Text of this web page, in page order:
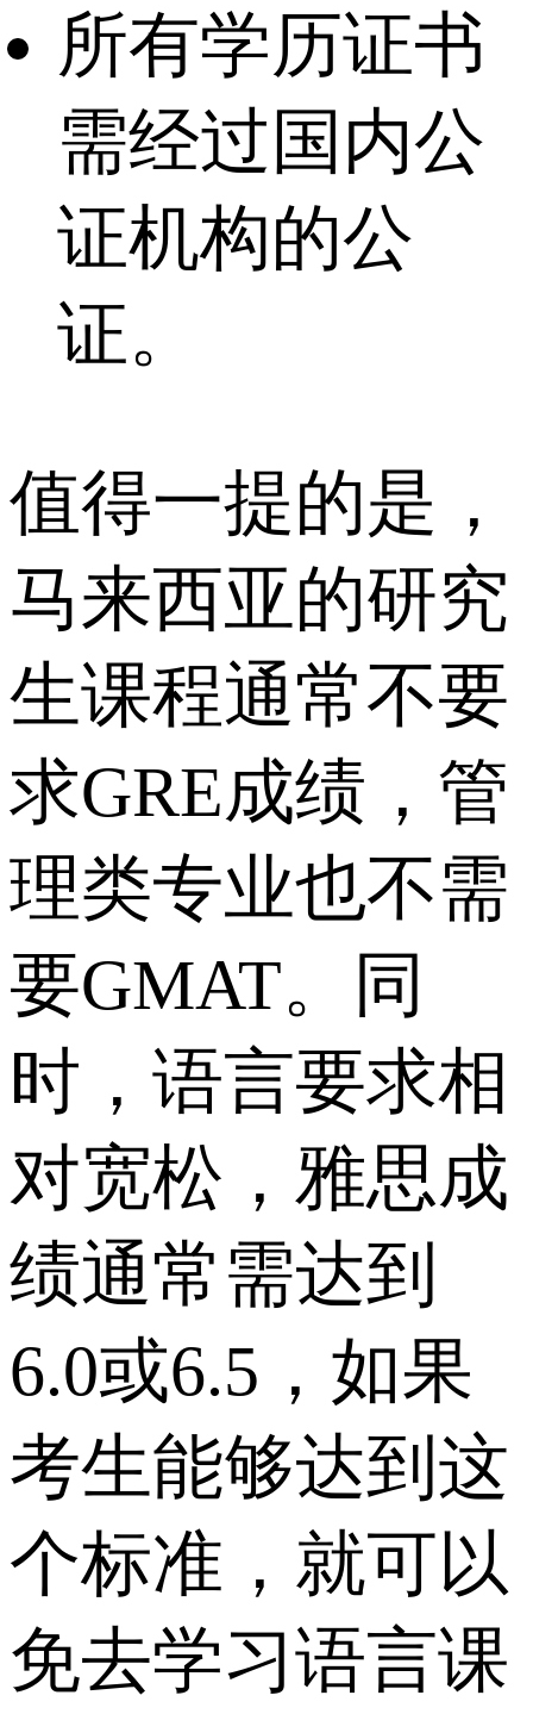
所有学历证书
需经过国内公
证机构的公
证。
值得一提的是，
马来西亚的研究
生课程通常不要
求GRE成绩，管
理类专业也不需
要GMAT。同
时，语言要求相
对宽松，雅思成
绩通常需达到
6.0或6.5，如果
考生能够达到这
个标准，就可以
免去学习语言课